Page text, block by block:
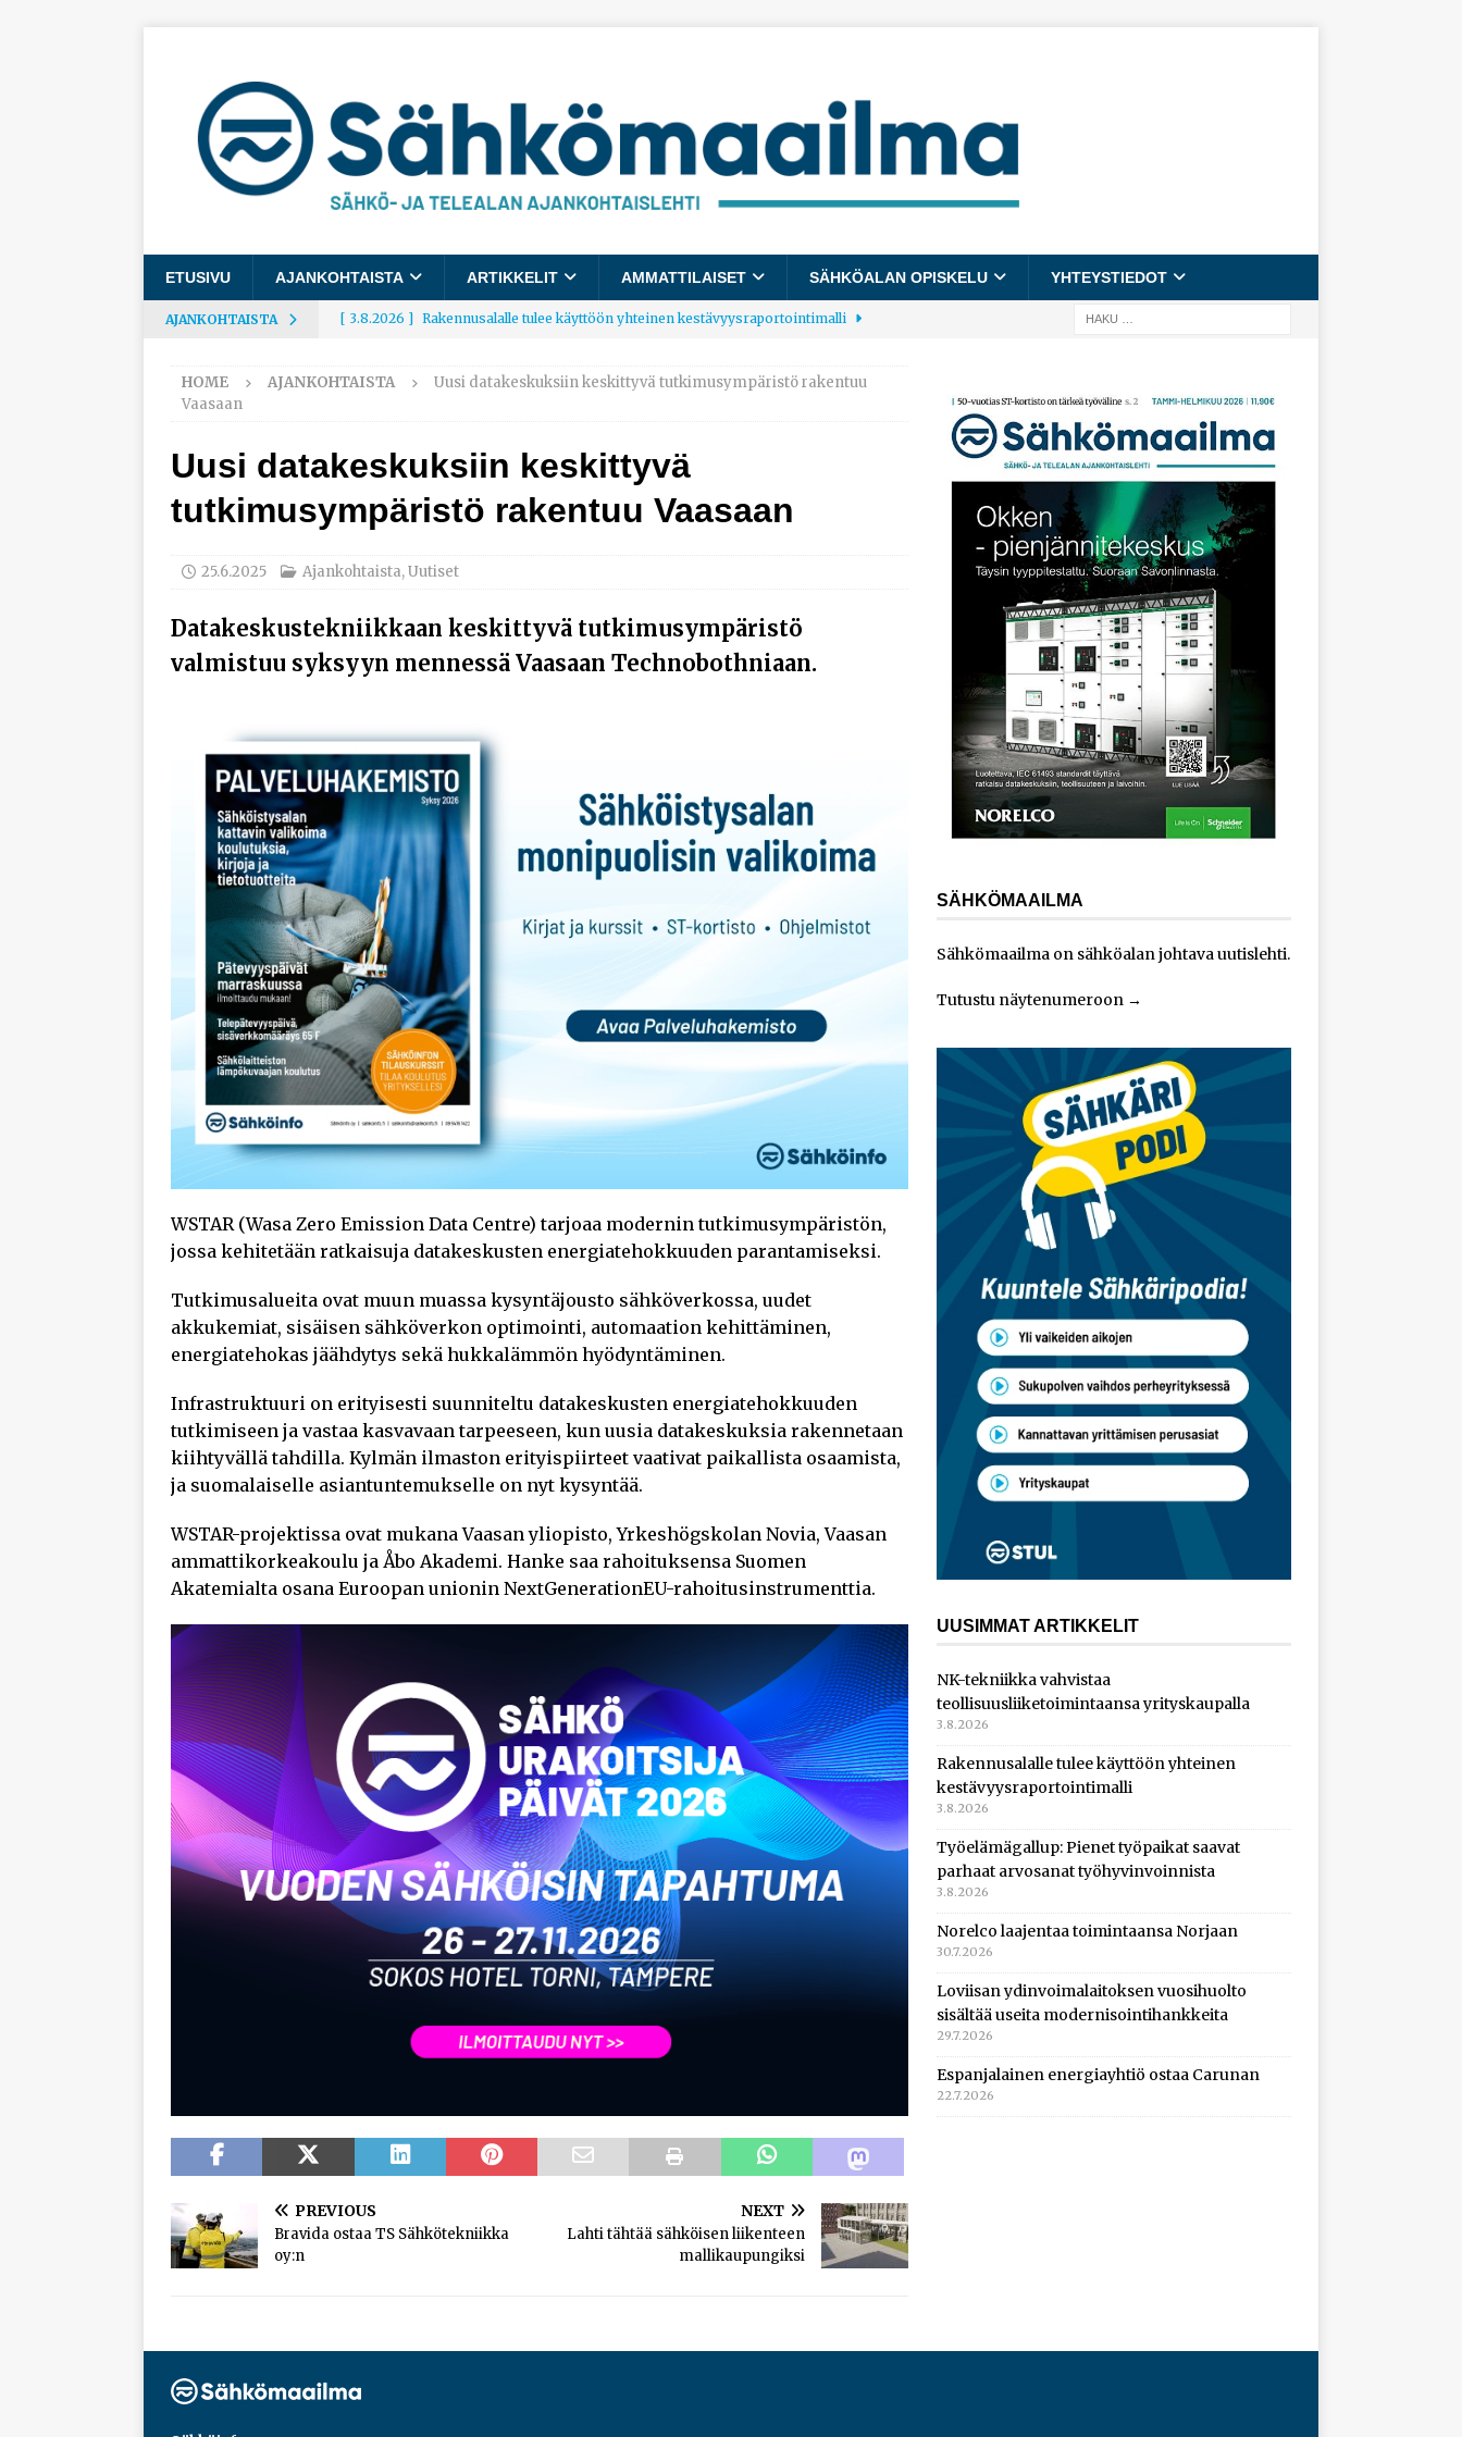
ETUSIVU AJANKOHTAISTA ARTIKKELIT AMMATTILAISET SÄHKÖALAN OPISKELU YHTEYSTIEDOT
AJANKOHTAISTA [ 3.8.2026 ] Rakennusalalle tulee käyttöön yhteinen kestävyysraportointimalli
[ 3.8.2026 ] Työelämägallup: Pienet työpaikat saavat parhaat arvosanat
[ 30.7.2026 ] Norelco laajentaa toimintaansa Norjaan
[ 29.7.2026 ] Loviisan ydinvoimalaitoksen vuosihuolto sisältää useita
[ 22.7.2026 ] Espanjalainen energiayhtiö ostaa Carunan
[ 3.8.2026 ] NK-tekniikka vahvistaa teollisuusliiketoimintaansa yrityskaupalla
HOME AJANKOHTAISTA
Uusi datakeskuksiin keskittyvä tutkimusympäristö rakentuu
Vaasaan
Uusi datakeskuksiin keskittyvä
tutkimusympäristö rakentuu Vaasaan
25.6.2025 Ajankohtaista,Uutiset
Datakeskustekniikkaan keskittyvä tutkimusympäristö
valmistuu syksyyn mennessä Vaasaan Technobothniaan.
WSTAR (Wasa Zero Emission Data Centre) tarjoaa modernin tutkimusympäristön,
jossa kehitetään ratkaisuja datakeskusten energiatehokkuuden parantamiseksi.
Tutkimusalueita ovat muun muassa kysyntäjousto sähköverkossa, uudet
akkukemiat, sisäisen sähköverkon optimointi, automaation kehittäminen,
energiatehokas jäähdytys sekä hukkalämmön hyödyntäminen.
Infrastruktuuri on erityisesti suunniteltu datakeskusten energiatehokkuuden
tutkimiseen ja vastaa kasvavaan tarpeeseen, kun uusia datakeskuksia rakennetaan
kiihtyvällä tahdilla. Kylmän ilmaston erityispiirteet vaativat paikallista osaamista,
ja suomalaiselle asiantuntemukselle on nyt kysyntää.
WSTAR-projektissa ovat mukana Vaasan yliopisto, Yrkeshögskolan Novia, Vaasan
ammattikorkeakoulu ja Åbo Akademi. Hanke saa rahoituksensa Suomen
Akatemialta osana Euroopan unionin NextGenerationEU-rahoitusinstrumenttia.
PREVIOUS
Bravida ostaa TS Sähkötekniikka
oy:n
NEXT
Lahti tähtää sähköisen liikenteen
mallikaupungiksi
SÄHKÖMAAILMA
Sähkömaailma on sähköalan johtava uutislehti.
Tutustu näytenumeroon→
UUSIMMAT ARTIKKELIT
NK-tekniikka vahvistaa
teollisuusliiketoimintaansa yrityskaupalla
3.8.2026
Rakennusalalle tulee käyttöön yhteinen
kestävyysraportointimalli
3.8.2026
Työelämägallup: Pienet työpaikat saavat
parhaat arvosanat työhyvinvoinnista
3.8.2026
Norelco laajentaa toimintaansa Norjaan
30.7.2026
Loviisan ydinvoimalaitoksen vuosihuolto
sisältää useita modernisointihankkeita
29.7.2026
Espanjalainen energiayhtiö ostaa Carunan
22.7.2026